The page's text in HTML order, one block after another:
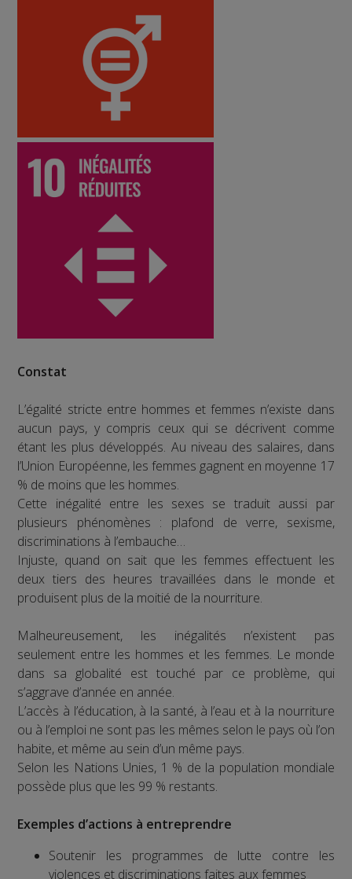
Constat
L’égalité stricte entre hommes et femmes n’existe dans
aucun pays, y compris ceux qui se décrivent comme
étant les plus développés. Au niveau des salaires, dans
l’Union Européenne, les femmes gagnent en moyenne 17
% de moins que les hommes.
Cette inégalité entre les sexes se traduit aussi par
plusieurs phénomènes : plafond de verre, sexisme,
discriminations à l’embauche…
Injuste, quand on sait que les femmes effectuent les
deux tiers des heures travaillées dans le monde et
produisent plus de la moitié de la nourriture.
Malheureusement, les inégalités n’existent pas
seulement entre les hommes et les femmes. Le monde
dans sa globalité est touché par ce problème, qui
s’aggrave d’année en année.
L’accès à l’éducation, à la santé, à l’eau et à la nourriture
ou à l’emploi ne sont pas les mêmes selon le pays où l’on
habite, et même au sein d’un même pays.
Selon les Nations Unies, 1 % de la population mondiale
possède plus que les 99 % restants.
Exemples d’actions à entreprendre
Soutenir les programmes de lutte contre les
violences et discriminations faites aux femmes